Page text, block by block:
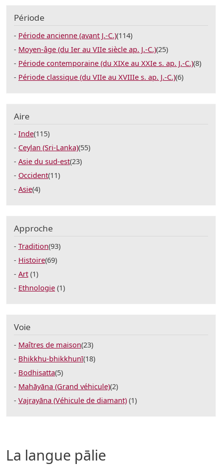
La langue pālie
Période
Période ancienne (avant J.-C.)(114)
Moyen-âge (du Ier au VIIe siècle ap. J.-C.)(25)
Période contemporaine (du XIXe au XXIe s. ap. J.-C.)(8)
Période classique (du VIIe au XVIIIe s. ap. J.-C.)(6)
Aire
Inde(115)
Ceylan (Sri-Lanka)(55)
Asie du sud-est(23)
Occident(11)
Asie(4)
Approche
Tradition(93)
Histoire(69)
Art (1)
Ethnologie (1)
Voie
Maîtres de maison(23)
Bhikkhu-bhikkhunī(18)
Bodhisatta(5)
Mahāyāna (Grand véhicule)(2)
Vajrayāna (Véhicule de diamant) (1)